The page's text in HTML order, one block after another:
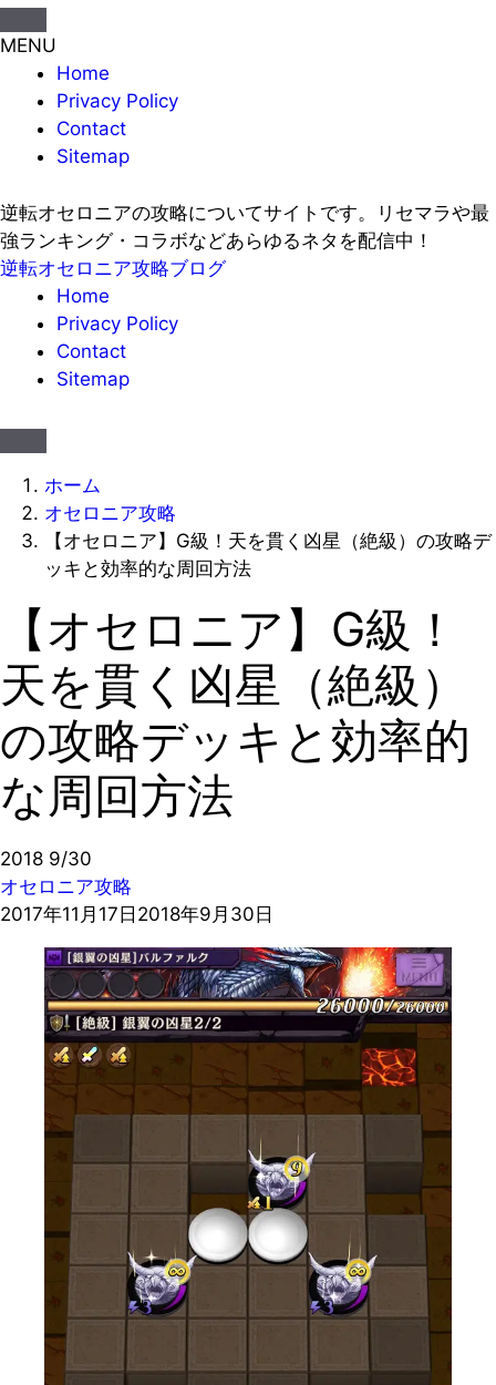
MENU
Home
Privacy Policy
Contact
Sitemap
逆転オセロニアの攻略についてサイトです。リセマラや最
強ランキング・コラボなどあらゆるネタを配信中！
逆転オセロニア攻略ブログ
Home
Privacy Policy
Contact
Sitemap
ホーム
オセロニア攻略
【オセロニア】G級！天を貫く凶星（絶級）の攻略デ
ッキと効率的な周回方法
【オセロニア】G級！
天を貫く凶星（絶級）
の攻略デッキと効率的
な周回方法
2018 9/30
オセロニア攻略
2017年11月17日 2018年9月30日